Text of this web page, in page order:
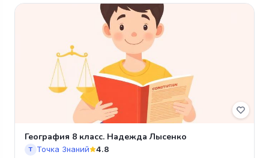
География 8 класс. Надежда Лысенко
Т Точка Знаний 4.8